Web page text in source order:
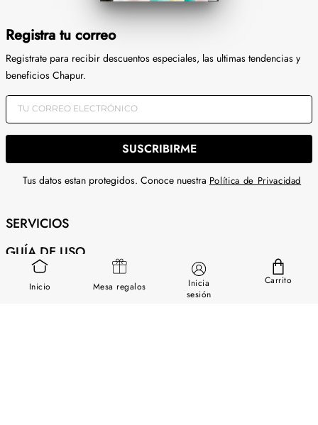
Inicio Mesa regalos
Inicia
sesión
Carrito
Registra tu correo
Registrate para recibir descuentos especiales, las ultimas tendencias y
beneficios Chapur.
SUSCRIBIRME
Tus datos estan protegidos. Conoce nuestra Política de Privacidad
SERVICIOS
GUÍA DE USO
SOBRE NOSOTROS